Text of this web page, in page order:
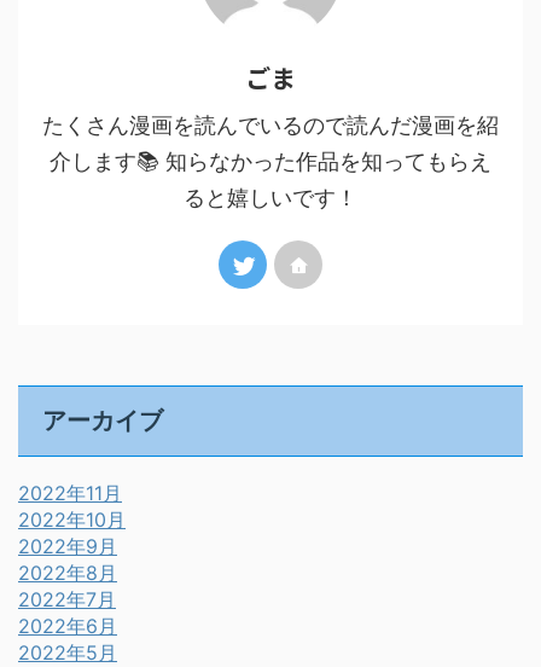
ごま
たくさん漫画を読んでいるので読んだ漫画を紹
介します📚 知らなかった作品を知ってもらえ
ると嬉しいです！
アーカイブ
2022年11月
2022年10月
2022年9月
2022年8月
2022年7月
2022年6月
2022年5月